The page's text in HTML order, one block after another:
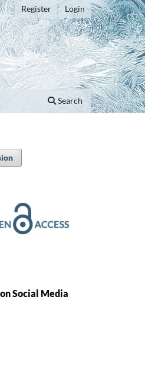
Search
Register Login
Social Media